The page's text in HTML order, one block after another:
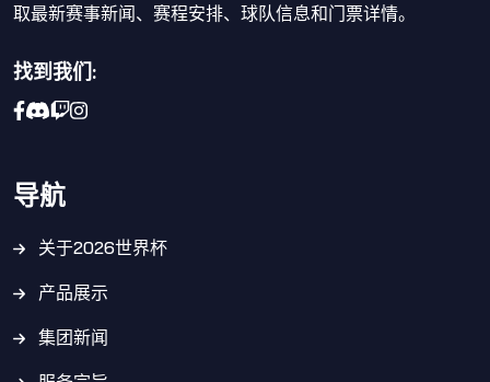
取最新赛事新闻、赛程安排、球队信息和门票详情。
找到我们:
导航
关于2026世界杯
产品展示
集团新闻